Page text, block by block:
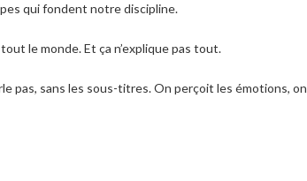
qui fondent notre discipline.
le monde. Et ça n’explique pas tout.
pas, sans les sous-titres. On perçoit les émotions, on